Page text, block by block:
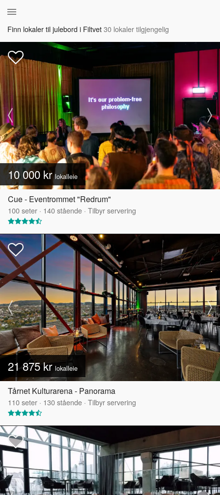
Finn lokaler til julebord i Filtvet30 lokaler tilgjengelig
10 000 krlokalleie
Cue - Eventrommet "Redrum"
100seter · 140stående · Tilbyr servering
21 875 krlokalleie
Tårnet Kulturarena - Panorama
110seter · 130stående · Tilbyr servering